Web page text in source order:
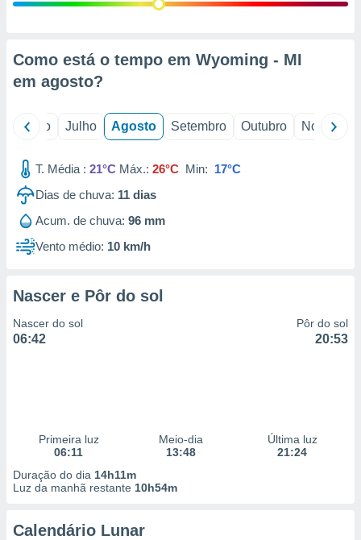
estudos
1199
Como está o tempo em Wyoming - MI
em agosto?
Junho Julho Agosto Setembro Outubro Novembro
T. Média : 21°C Máx.: 26°C Min: 17°C
Dias de chuva: 11 dias
Acum. de chuva: 96 mm
Vento médio: 10 km/h
Nascer e Pôr do sol
Nascer do sol
06:42
Pôr do sol
20:53
Primeira luz
06:11
Meio-dia
13:48
Última luz
21:24
Duração do dia 14h11m
Luz da manhã restante 10h54m
Calendário Lunar